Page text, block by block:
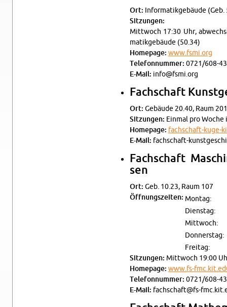
Ort: In­for­ma­tik­ge­bäu­de (Geb.
Sit­zun­gen:
Mitt­woch 17:30 Uhr,
ma­tik­ge­bäu­de (50.34)
Home­page: www.​fsmi.​org
Te­le­fon­num­mer: 0721/608-
E-Mail: info@​fsmi.​org
Fach­schaft
Ort: Ge­bäu­de 20.40, Raum
Sit­zun­gen: Ein­mal pro
Home­page: fachschaft-​kuge-​
E-Mail: fachschaft-​
Fach­schaft
sen
Ort: Geb. 10.23, Raum 107
Öff­nungs­zei­ten: Mon­tag:
Diens­tag:
Mitt­woch:
Don­ners­tag:
Frei­tag:
Sit­zun­gen: Mitt­woch 19:00
Home­page: www.​fs-​
Te­le­fon­num­mer: 0721/608-
E-Mail: fachschaft@​fs-​